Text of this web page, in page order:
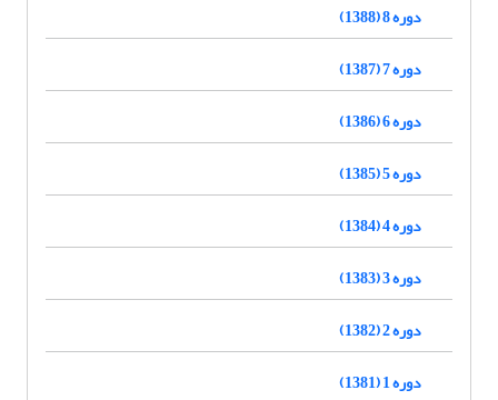
دوره 8 (1388)
دوره 7 (1387)
دوره 6 (1386)
دوره 5 (1385)
دوره 4 (1384)
دوره 3 (1383)
دوره 2 (1382)
دوره 1 (1381)